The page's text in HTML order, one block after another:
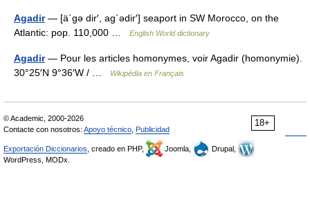
Agadir— [ä΄gə dir′, ag΄ədir′] seaport in SW Morocco, on the
Atlantic: pop. 110,000 …
English World dictionary
Agadir— Pour les articles homonymes, voir Agadir (homonymie).
30°25′N 9°36′W / …
Wikipédia en Français
18+
© Academic, 2000-2026
Contacte con nosotros: Apoyo técnico Publicidad
Exportación Diccionarios , creado en PHP, Joomla,
Drupal,
WordPress, MODx.